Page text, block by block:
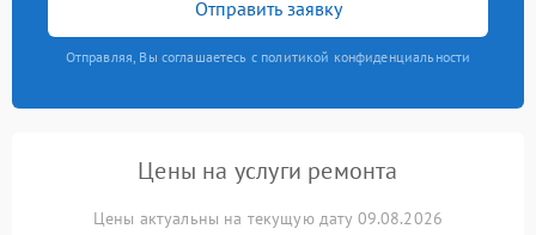
Отправить заявку
Отправляя, Вы соглашаетесь с политикой конфиденциальности
Цены на услуги ремонта
Цены актуальны на текущую дату 09.08.2026